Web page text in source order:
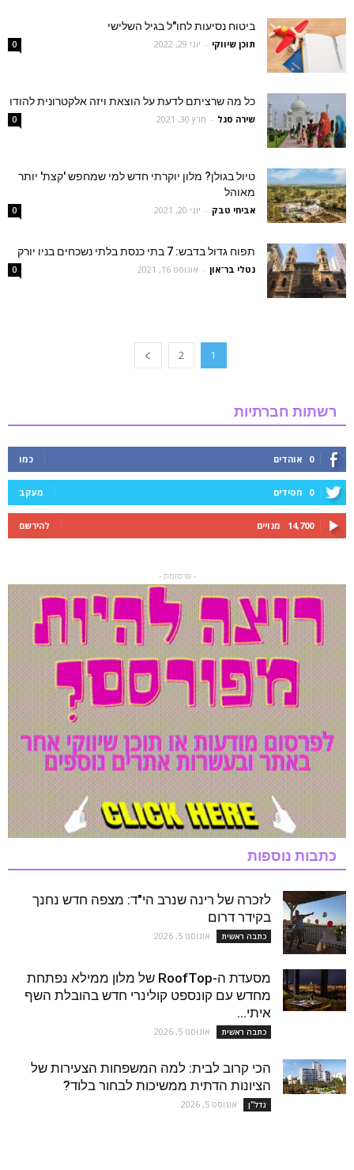
ביטוח נסיעות לחו"ל בגיל השלישי
תוכן שיווקי - יוני 29, 2022 0
כל מה שרציתם לדעת על הוצאת ויזה אלקטרונית להודו
שירה סגל - מרץ 30, 2021 0
טיול בגולן? מלון יוקרתי חדש למי שמחפש 'קצת' יותר
מאוהל
אביחי טבק - יוני 20, 2021 0
תפוח גדול בדבש: 7 בתי כנסת בלתי נשכחים בניו יורק
נטלי בר־און - אוגוסט 16, 2021 0
1
2
רשתות חברתיות
0 אוהדים כמו
0 חסידים מעקב
14,700 מנויים להירשם
- פרסומת -
כתבות נוספות
לזכרה של רינה שנרב הי"ד: מצפה חדש נחנך
בקידר דרום
כתבה ראשית אוגוסט 5, 2026
מסעדת ה-RoofTop של מלון ממילא נפתחת
מחדש עם קונספט קולינרי חדש בהובלת השף
איתי...
כתבה ראשית אוגוסט 5, 2026
הכי קרוב לבית: למה המשפחות הצעירות של
הציונות הדתית ממשיכות לבחור בלוד?
נדל''ן אוגוסט 5, 2026